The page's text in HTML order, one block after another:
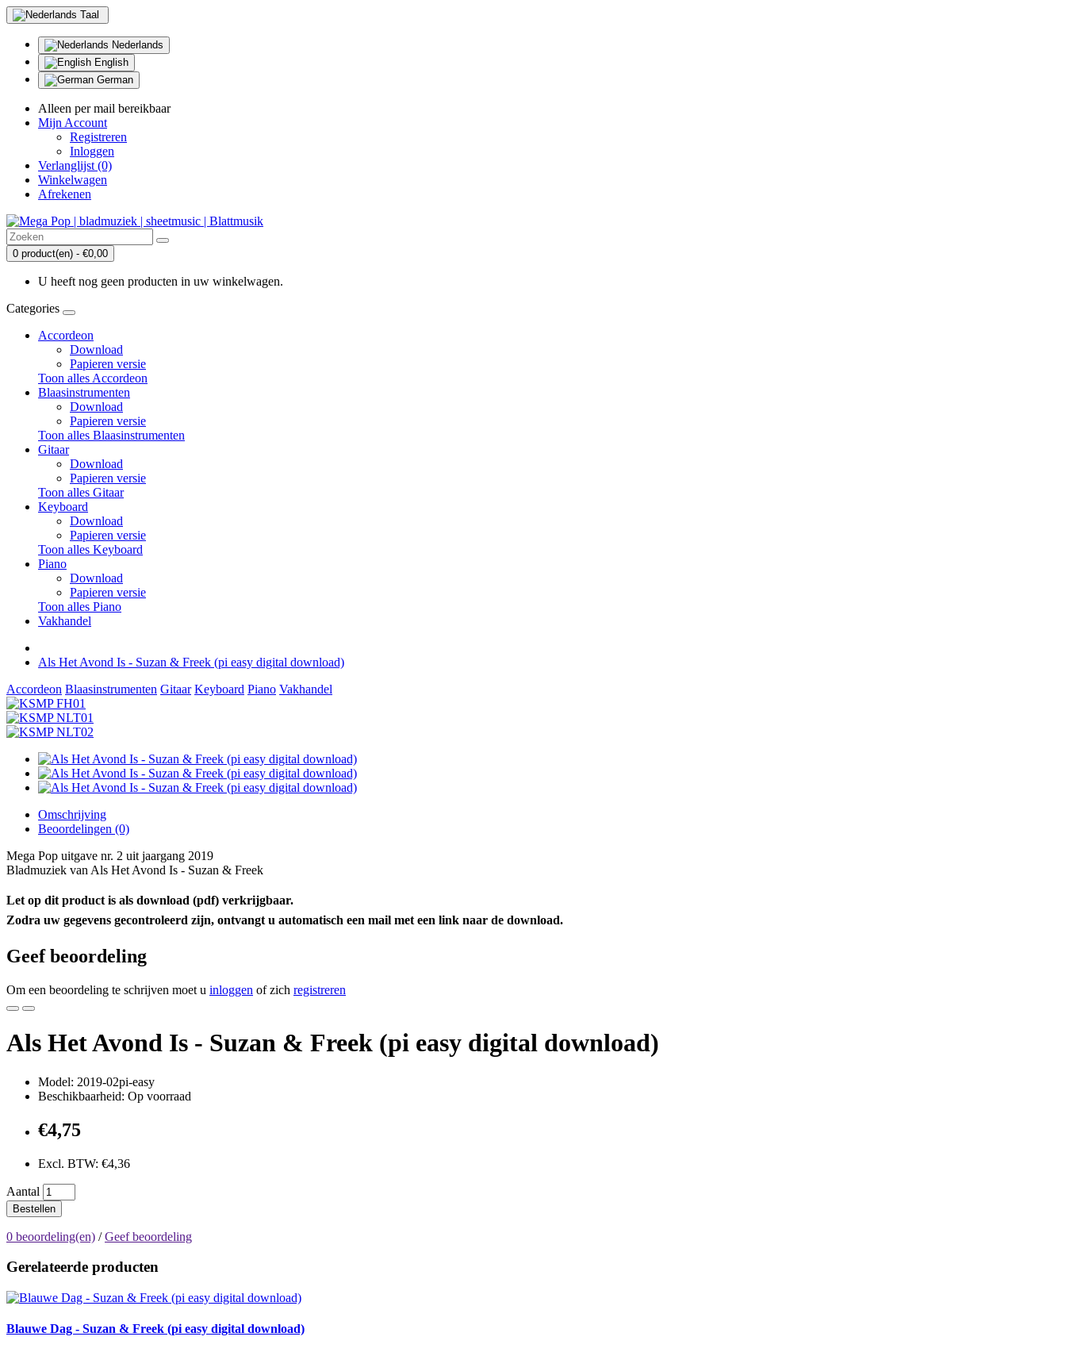
Taal
Nederlands
English
German
Alleen per mail bereikbaar
Mijn Account
Registreren
Inloggen
Verlanglijst (0)
Winkelwagen
Afrekenen
0 product(en) - €0,00
U heeft nog geen producten in uw winkelwagen.
Categories
Accordeon
Download
Papieren versie
Toon alles Accordeon
Blaasinstrumenten
Download
Papieren versie
Toon alles Blaasinstrumenten
Gitaar
Download
Papieren versie
Toon alles Gitaar
Keyboard
Download
Papieren versie
Toon alles Keyboard
Piano
Download
Papieren versie
Toon alles Piano
Vakhandel
Als Het Avond Is - Suzan & Freek (pi easy digital download)
Accordeon Blaasinstrumenten Gitaar Keyboard Piano Vakhandel
Omschrijving
Beoordelingen (0)
Mega Pop uitgave nr. 2 uit jaargang 2019
Bladmuziek van Als Het Avond Is - Suzan & Freek
Let op dit product is als download (pdf) verkrijgbaar.
Zodra uw gegevens gecontroleerd zijn, ontvangt u automatisch een mail met een link naar de download.
Geef beoordeling
Om een beoordeling te schrijven moet u inloggen of zich registreren
Als Het Avond Is - Suzan & Freek (pi easy digital download)
Model: 2019-02pi-easy
Beschikbaarheid: Op voorraad
€4,75
Excl. BTW: €4,36
Aantal
Bestellen
0 beoordeling(en) /Geef beoordeling
Gerelateerde producten
Blauwe Dag - Suzan & Freek (pi easy digital download)